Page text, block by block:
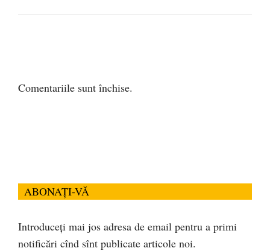
Comentariile sunt închise.
ABONAȚI-VĂ
Introduceți mai jos adresa de email pentru a primi
notificări cînd sînt publicate articole noi.